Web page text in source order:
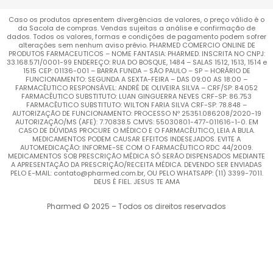
Caso os produtos apresentem divergências de valores, o preço válido é o
da Sacola de compras. Vendas sujeitas a análise e confirmação de
dados. Todos os valores, formas e condições de pagamento podem sofrer
alterações sem nenhum aviso prévio. PHARMED COMERCIO ONLINE DE
PRODUTOS FARMACEUTICOS – NOME FANTASIA: PHARMED. INSCRITA NO CNPJ:
33.168.571/0001-99 ENDEREÇO: RUA DO BOSQUE, 1484 – SALAS 1512, 1513, 1514 e
1515 CEP: 01136-001 – BARRA FUNDA – SÃO PAULO – SP – HORÁRIO DE
FUNCIONAMENTO: SEGUNDA A SEXTA-FEIRA – DAS 09:00 AS 18:00 –
FARMACÊUTICO RESPONSÁVEL: ANDRÉ DE OLIVEIRA SILVA – CRF/SP: 84.052
FARMACÊUTICO SUBSTITUTO: LUAN GINGUERRA NEVES CRF-SP: 86.753
FARMACÊUTICO SUBSTITUTO: WILTON FARIA SILVA CRF-SP: 78.848 –
AUTORIZAÇÃO DE FUNCIONAMENTO: PROCESSO Nº 25351.086208/2020-19
AUTORIZAÇÃO/MS (AFE): 7.70838.5 CMVS: 55030801-477-011616-1-0. EM
CASO DE DÚVIDAS PROCURE O MÉDICO E O FARMACÊUTICO, LEIA A BULA.
MEDICAMENTOS PODEM CAUSAR EFEITOS INDESEJADOS. EVITE A
AUTOMEDICAÇÃO: INFORME-SE COM O FARMACÊUTICO RDC 44/2009.
MEDICAMENTOS SOB PRESCRIÇÃO MÉDICA SÓ SERÃO DISPENSADOS MEDIANTE
A APRESENTAÇÃO DA PRESCRIÇÃO/RECEITA MÉDICA. DEVENDO SER ENVIADAS
PELO E-MAIL: contato@pharmed.com.br, OU PELO WHATSAPP: (11) 3399-7011.
DEUS É FIEL. JESUS TE AMA
Pharmed © 2025 – Todos os direitos reservados